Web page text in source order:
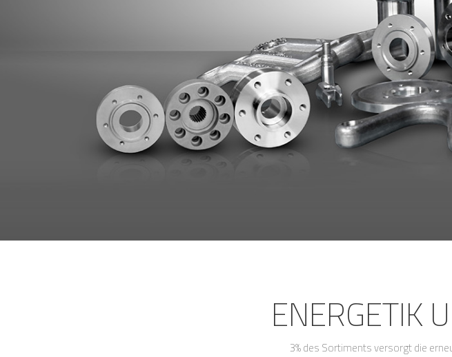
ENERGETIK
3% des Sortiments versorgt die